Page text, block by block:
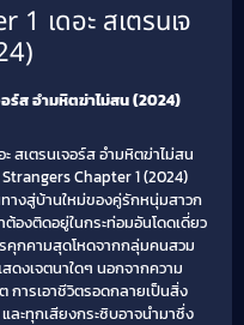
เดอะ สเตรนเจ
อร์ส อำมหิตฆ่าไม่สน (2024)
สเตรนเจอร์ส อำมหิตฆ่าไม่สน
Chapter 1 (2024)
ทางสู่บ้านใหม่ของคู่รักหนุ่มสาวก
องติดอยู่ในกระท่อมอันโดดเดี่ยว
กคามสุดโหดจากกลุ่มคนสวม
งเจตนาใดๆ นอกจากความ
การเอาชีวิตรอดกลายเป็นสิ่ง
ละทุกเสียงกระซิบอาจนำมาซึ่ง